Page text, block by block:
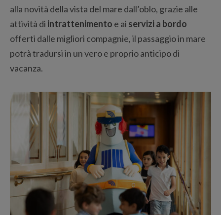
alla novità della vista del mare dall’oblo, grazie alle
attività di intrattenimento e ai servizi a bordo
offerti dalle migliori compagnie, il passaggio in mare
potrà tradursi in un vero e proprio anticipo di
vacanza.